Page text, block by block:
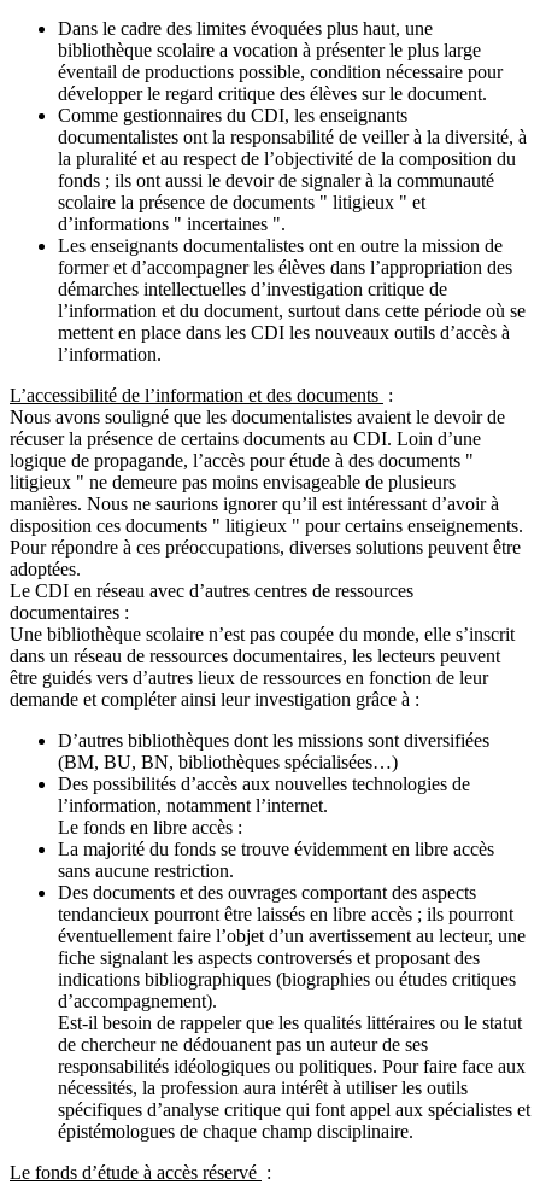
Dans le cadre des limites évoquées plus haut, une
bibliothèque scolaire a vocation à présenter le plus large
éventail de productions possible, condition nécessaire pour
développer le regard critique des élèves sur le document.
Comme gestionnaires du CDI, les enseignants
documentalistes ont la responsabilité de veiller à la diversité, à
la pluralité et au respect de l’objectivité de la composition du
fonds ; ils ont aussi le devoir de signaler à la communauté
scolaire la présence de documents " litigieux " et
d’informations " incertaines ".
Les enseignants documentalistes ont en outre la mission de
former et d’accompagner les élèves dans l’appropriation des
démarches intellectuelles d’investigation critique de
l’information et du document, surtout dans cette période où se
mettent en place dans les CDI les nouveaux outils d’accès à
l’information.
L’accessibilité de l’information et des documents :
Nous avons souligné que les documentalistes avaient le devoir de
récuser la présence de certains documents au CDI. Loin d’une
logique de propagande, l’accès pour étude à des documents "
litigieux " ne demeure pas moins envisageable de plusieurs
manières. Nous ne saurions ignorer qu’il est intéressant d’avoir à
disposition ces documents " litigieux " pour certains enseignements.
Pour répondre à ces préoccupations, diverses solutions peuvent être
adoptées.
Le CDI en réseau avec d’autres centres de ressources
documentaires :
Une bibliothèque scolaire n’est pas coupée du monde, elle s’inscrit
dans un réseau de ressources documentaires, les lecteurs peuvent
être guidés vers d’autres lieux de ressources en fonction de leur
demande et compléter ainsi leur investigation grâce à :
D’autres bibliothèques dont les missions sont diversifiées
(BM, BU, BN, bibliothèques spécialisées…)
Des possibilités d’accès aux nouvelles technologies de
l’information, notamment l’internet.
Le fonds en libre accès :
La majorité du fonds se trouve évidemment en libre accès
sans aucune restriction.
Des documents et des ouvrages comportant des aspects
tendancieux pourront être laissés en libre accès ; ils pourront
éventuellement faire l’objet d’un avertissement au lecteur, une
fiche signalant les aspects controversés et proposant des
indications bibliographiques (biographies ou études critiques
d’accompagnement).
Est-il besoin de rappeler que les qualités littéraires ou le statut
de chercheur ne dédouanent pas un auteur de ses
responsabilités idéologiques ou politiques. Pour faire face aux
nécessités, la profession aura intérêt à utiliser les outils
spécifiques d’analyse critique qui font appel aux spécialistes et
épistémologues de chaque champ disciplinaire.
Le fonds d’étude à accès réservé :